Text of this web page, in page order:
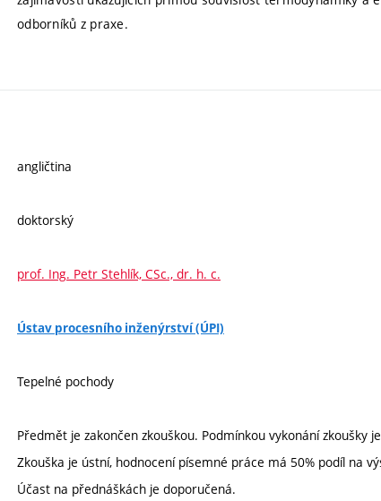
odborníků z praxe.
angličtina
doktorský
prof. Ing. Petr Stehlík, CSc., dr. h. c.
Ústav procesního inženýrství (ÚPI)
Tepelné pochody
Předmět je zakončen zkouškou. Podmínkou vykonání
Zkouška je ústní, hodnocení písemné práce má 50% podíl na
Účast na přednáškách je doporučená.